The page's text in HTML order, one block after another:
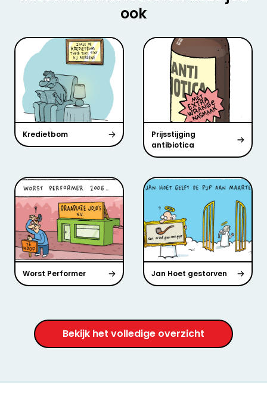
ook
Kredietbom
Prijsstijging
antibiotica
Worst Performer Jan Hoet gestorven
Bekijk het volledige overzicht